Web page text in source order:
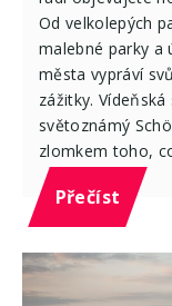
Od velkolepých
malebné parky a
města vypráví
zážitky.
světoznámý
zlomkem toho,
Přečíst